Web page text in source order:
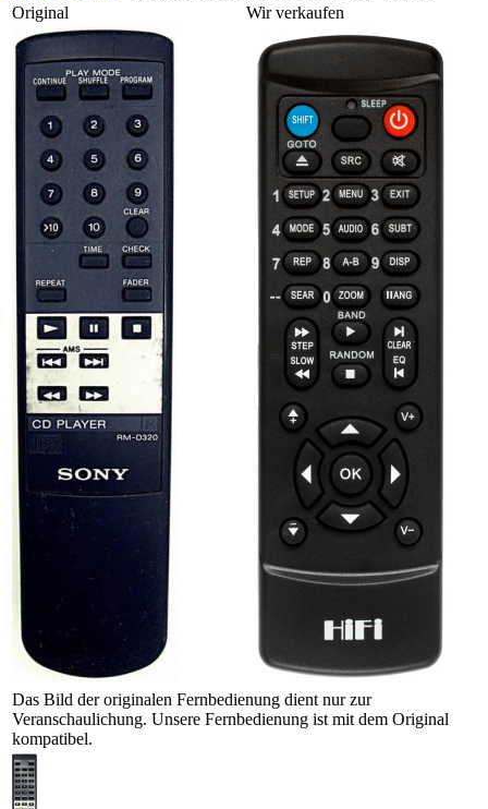
Original
Wir verkaufen
Das Bild der originalen Fernbedienung dient nur zur
Veranschaulichung. Unsere Fernbedienung ist mit dem Original
kompatibel.